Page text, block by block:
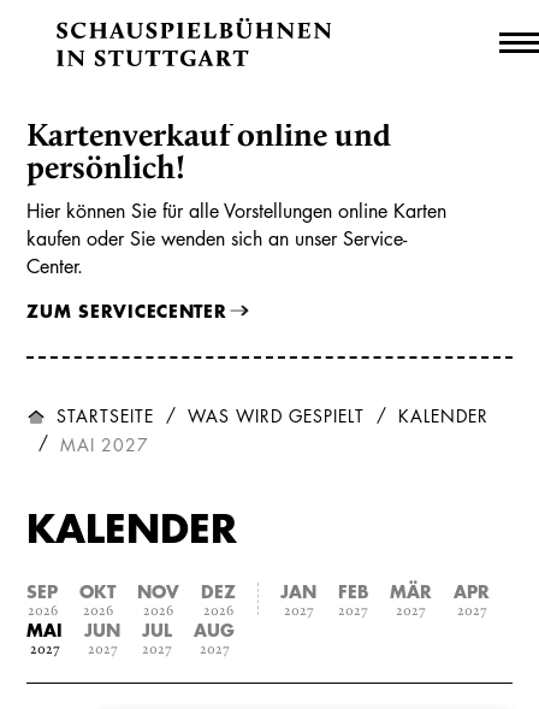
Kartenverkauf online und
persönlich!
Hier können Sie für alle Vorstellungen online Karten
kaufen oder Sie wenden sich an unser Service-
Center.
ZUM SERVICECENTER
STARTSEITE WAS WIRD GESPIELT
KALENDER
MAI 2027
KALENDER
SEP
2026
OKT
2026
NOV
2026
DEZ
2026
JAN
2027
FEB
2027
MÄR
2027
APR
2027
MAI
2027
JUN
2027
JUL
2027
AUG
2027